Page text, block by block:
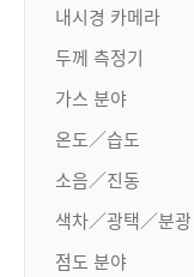
내시경 카메라
두께 측정기
가스 분야
온도／습도
소음／진동
색차／광택／분광
점도 분야